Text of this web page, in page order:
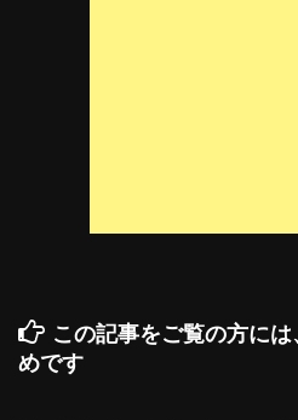
この記事をご覧の方に
めです